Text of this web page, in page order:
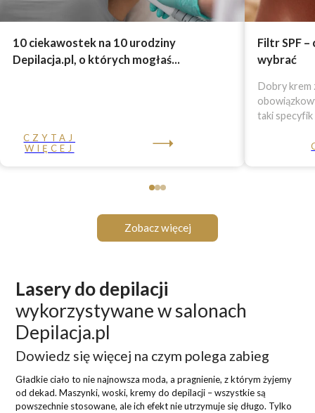
10 ciekawostek na 10 urodziny
Depilacja.pl, o których mogłaś...
CZYTAJ
WIĘCEJ
Filtr SPF
wybrać
Dobry krem
taki specyfik
Zobacz więcej
Lasery do depilacji
wykorzystywane w salonach
Depilacja.pl
Dowiedz się więcej na czym polega zabieg
Gładkie ciało to nie najnowsza moda, a pragnienie, z którym żyjemy
od dekad. Maszynki, woski, kremy do depilacji – wszystkie są
powszechnie stosowane, ale ich efekt nie utrzymuje się długo. Tylko